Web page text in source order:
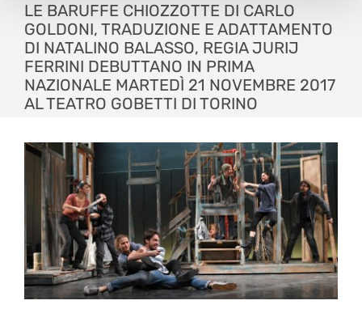
LE BARUFFE CHIOZZOTTE DI CARLO
GOLDONI, TRADUZIONE E ADATTAMENTO
DI NATALINO BALASSO, REGIA JURIJ
FERRINI DEBUTTANO IN PRIMA
NAZIONALE MARTEDÌ 21 NOVEMBRE 2017
AL TEATRO GOBETTI DI TORINO